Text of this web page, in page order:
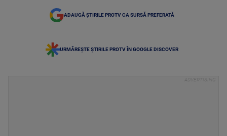
ADAUGĂ ȘTIRILE PROTV CA SURSĂ PREFERATĂ
URMĂREȘTE ȘTIRILE PROTV ÎN GOOGLE DISCOVER